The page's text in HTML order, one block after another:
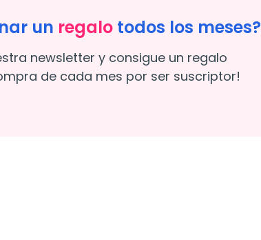
un regalo todos los meses?
newsletter y consigue un regalo
de cada mes por ser suscriptor!